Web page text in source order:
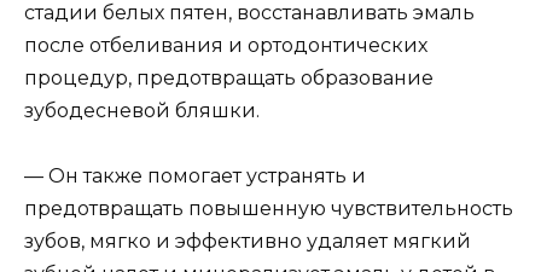
стадии белых пятен, восстанавливать эмаль
после отбеливания и ортодонтических
процедур, предотвращать образование
зубодесневой бляшки.
— Он также помогает устранять и
предотвращать повышенную чувствительность
зубов, мягко и эффективно удаляет мягкий